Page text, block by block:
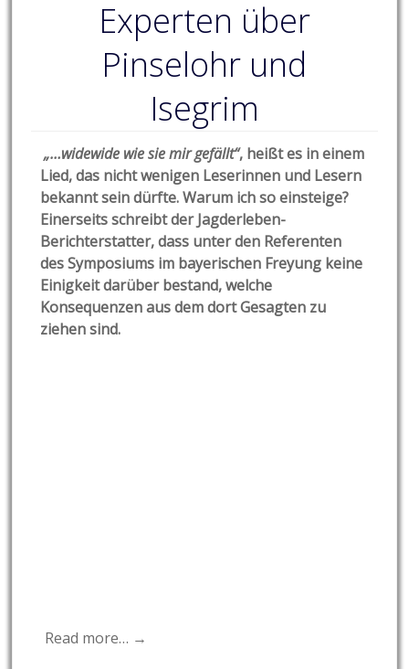
Experten über
Pinselohr und
Isegrim
„…widewide wie sie mir gefällt“, heißt es in einem
Lied, das nicht wenigen Leserinnen und Lesern
bekannt sein dürfte. Warum ich so einsteige?
Einerseits schreibt derJagderleben-
Berichterstatter, dass unter den Referenten
des Symposiums im bayerischen Freyung keine
Einigkeit darüber bestand, welche
Konsequenzen aus dem dort Gesagten zu
ziehen sind.
Read more… →